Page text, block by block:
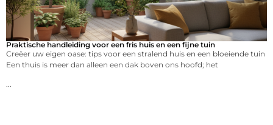
Praktische handleiding voor een fris huis en een fijne tuin
Creëer uw eigen oase: tips voor een stralend huis en een bloeiende tuin
Een thuis is meer dan alleen een dak boven ons hoofd; het
...